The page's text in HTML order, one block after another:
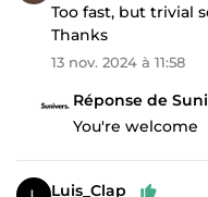
Too fast, but trivial
Thanks
13 nov. 2024 à 11:58
Réponse de
You're welcome
Luis_Clap